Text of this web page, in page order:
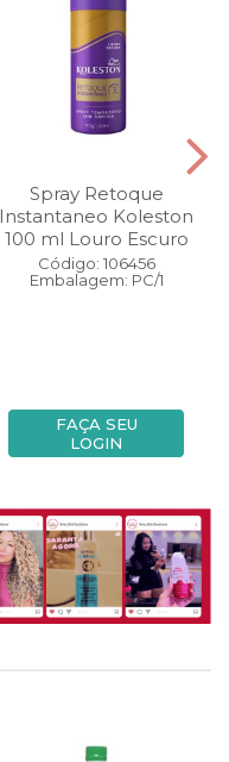
Spray Retoque
Instantaneo Koleston
100 ml Louro Escuro
Código: 106456
Embalagem: PC/1
FAÇA SEU
LOGIN